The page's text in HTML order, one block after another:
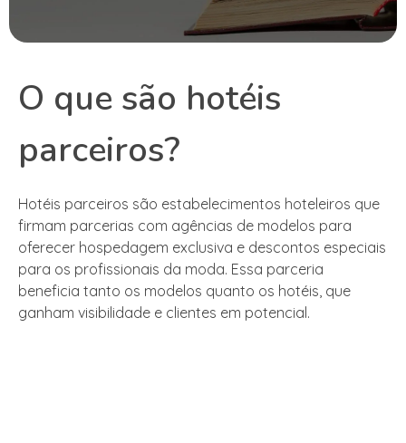
O que são hotéis
parceiros?
Hotéis parceiros são estabelecimentos hoteleiros que
firmam parcerias com agências de modelos para
oferecer hospedagem exclusiva e descontos especiais
para os profissionais da moda. Essa parceria
beneficia tanto os modelos quanto os hotéis, que
ganham visibilidade e clientes em potencial.